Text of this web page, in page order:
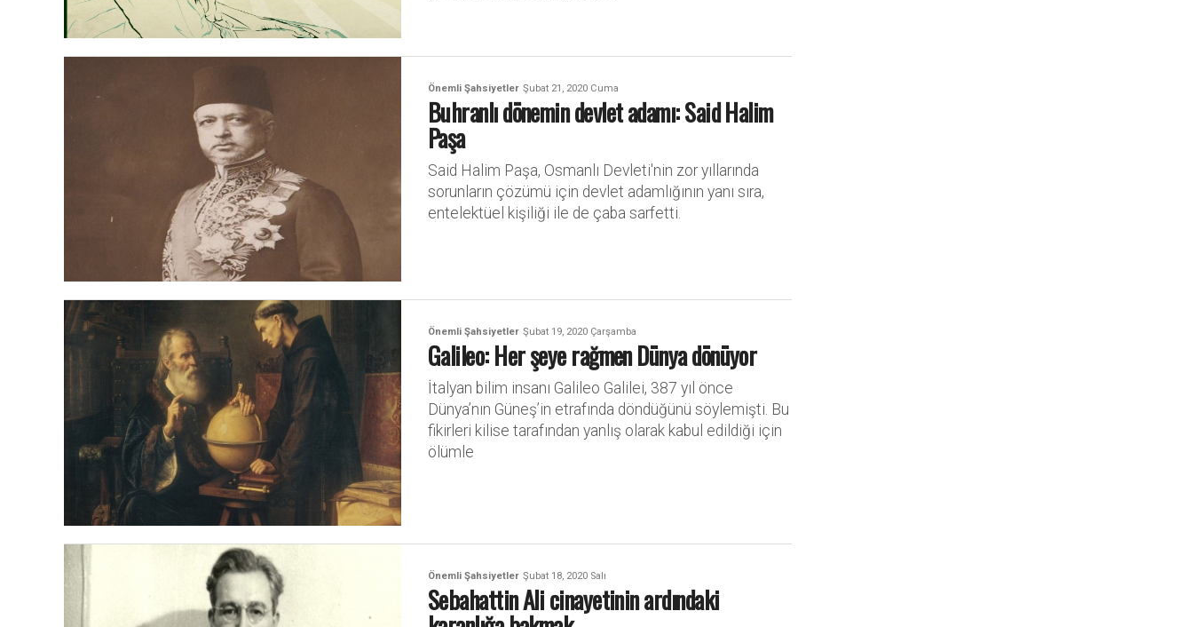
Önemli Şahsiyetler Şubat 21, 2020 Cuma
Buhranlı dönemin devlet adamı: Said Halim
Paşa
Said Halim Paşa, Osmanlı Devleti'nin zor yıllarında
sorunların çözümü için devlet adamlığının yanı sıra,
entelektüel kişiliği ile de çaba sarfetti.
Önemli Şahsiyetler Şubat 19, 2020 Çarşamba
Galileo: Her şeye rağmen Dünya dönüyor
İtalyan bilim insanı Galileo Galilei, 387 yıl önce
Dünya’nın Güneş’in etrafında döndüğünü söylemişti. Bu
fikirleri kilise tarafından yanlış olarak kabul edildiği için
ölümle
Önemli Şahsiyetler Şubat 18, 2020 Salı
Sebahattin Ali cinayetinin ardındaki